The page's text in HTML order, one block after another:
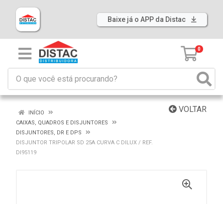
Baixe já o APP da Distac
0
VOLTAR
INÍCIO
CAIXAS, QUADROS E DISJUNTORES
DISJUNTORES, DR E DPS
DISJUNTOR TRIPOLAR SD 25A CURVA C DILUX / REF.
DI95119